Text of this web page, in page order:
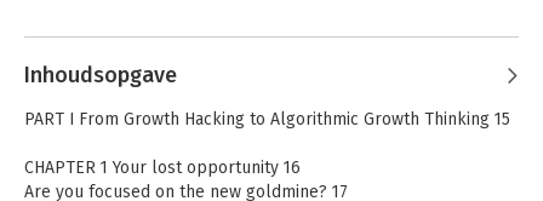
inspireren.
Business School, Nyenrode (Digital
Transformation) en TIAS (Executive
Andere boeken door Chris Out
Inhoudsopgave
PART I From Growth Hacking to Algorithmic Growth Thinking 15
CHAPTER 1 Your lost opportunity 16
Are you focused on the new goldmine? 17